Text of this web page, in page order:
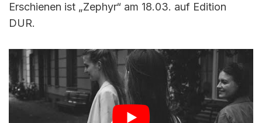
Erschienen ist „Zephyr“ am 18.03. auf Edition
DUR.